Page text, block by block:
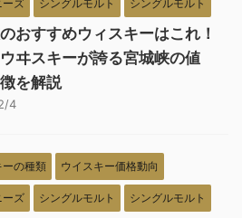
ーズ シングルモルト シングルモルト
おすすめウィスキーはこれ！
ヰスキーが誇る宮城峡の値
を解説
4
ーの種類 ウイスキー価格動向
ーズ シングルモルト シングルモルト